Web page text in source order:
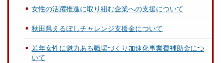
女性の活躍推進に取り組む企業への支援について
秋田県えるぼしチャレンジ支援金について
若年女性に魅力ある職場づくり加速化事業費補助金につ
いて